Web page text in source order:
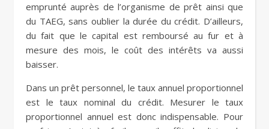
emprunté auprès de l’organisme de prêt ainsi que
du TAEG, sans oublier la durée du crédit. D’ailleurs,
du fait que le capital est remboursé au fur et à
mesure des mois, le coût des intérêts va aussi
baisser.
Dans un prêt personnel, le taux annuel proportionnel
est le taux nominal du crédit. Mesurer le taux
proportionnel annuel est donc indispensable. Pour